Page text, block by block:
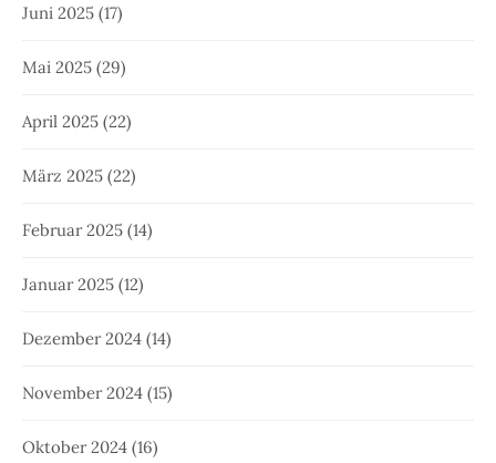
Juni 2025 (17)
Mai 2025 (29)
April 2025 (22)
März 2025 (22)
Februar 2025 (14)
Januar 2025 (12)
Dezember 2024 (14)
November 2024 (15)
Oktober 2024 (16)